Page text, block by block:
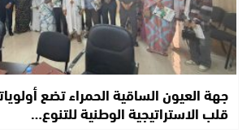
جهة العيون الساقية الحمراء تضع
قلب الاستراتيجية الوطنية للتنوع…